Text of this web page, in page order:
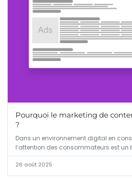
Pourquoi le marketing de
?
Dans un environnement digital en
l’attention des consommateurs est un
26 août 2025